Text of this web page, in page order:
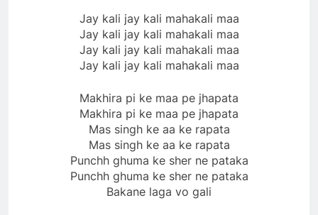
Jay kali jay kali mahakali maa
Jay kali jay kali mahakali maa
Jay kali jay kali mahakali maa
Jay kali jay kali mahakali maa
Makhira pi ke maa pe jhapata
Makhira pi ke maa pe jhapata
Mas singh ke aa ke rapata
Mas singh ke aa ke rapata
Punchh ghuma ke sher ne pataka
Punchh ghuma ke sher ne pataka
Bakane laga vo gali